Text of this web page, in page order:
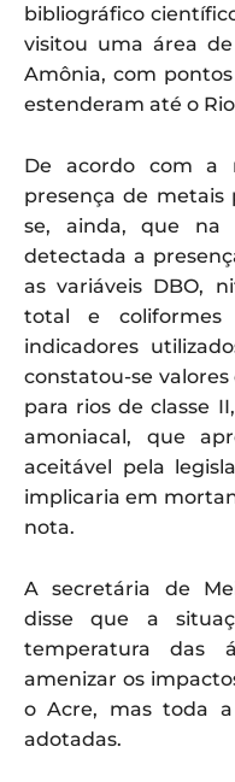
bibliográfico
visitou uma área
Amônia, com
estenderam até o
De acordo com a
presença de metais
se, ainda, que na
detectada a
as variáveis DBO,
total e coliformes
indicadores
constatou-se
para rios de classe
amoniacal, que
aceitável pela
implicaria em
nota.
A secretária de
disse que a
temperatura das
amenizar os
o Acre, mas toda
adotadas.